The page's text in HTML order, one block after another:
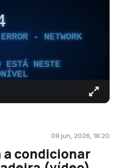
- NETWORK
ESTÁ NESTE
09 jun, 2026, 18:20
condicionar